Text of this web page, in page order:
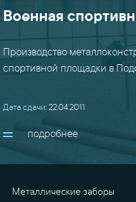
к
фермы
(12)
Военная
Производство
спортивной площадки в
Дата сдачи:22.04.2011
подробнее
Металлические заборы